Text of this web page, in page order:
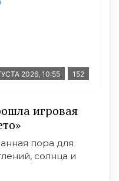
2026, 10:55 152
игровая
пора для
солнца и